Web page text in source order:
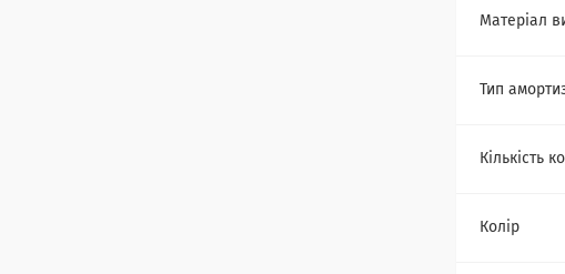
Матеріал
Тип
Кількість
Колір